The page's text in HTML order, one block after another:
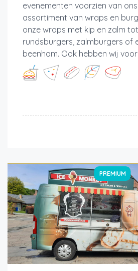
evenementen voorzien van
assortiment van wraps en
onze wraps met kip en zalm
rundsburgers, zalmburgers of
beenham. Ook hebben wij voor
PREMIUM